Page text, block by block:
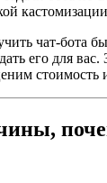
чат-бота
его для
стоимость